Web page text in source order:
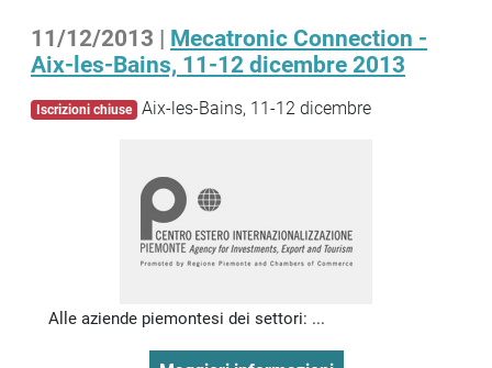
11/12/2013 | Mecatronic Connection -
Aix-les-Bains, 11-12 dicembre 2013
Iscrizioni chiuse Aix-les-Bains, 11-12 dicembre
Alle aziende piemontesi dei settori: ...